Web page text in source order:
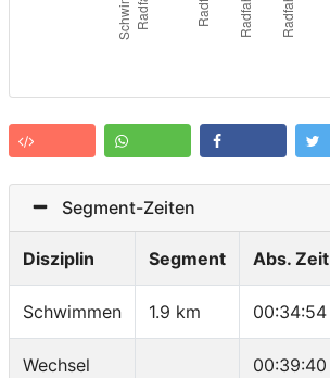
Segment-Zeiten
Disziplin Segment Abs. Zeit
Schwimmen 1.9 km 00:34:54
Wechsel 00:39:40